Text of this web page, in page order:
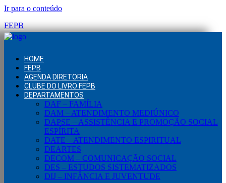
Ir para o conteúdo
FEPB
HOME
FEPB
AGENDA DIRETORIA
CLUBE DO LIVRO FEPB
DEPARTAMENTOS
DAF – FAMÍLIA
DAM – ATENDIMENTO MEDIÚNICO
DAPSE – ASSISTÊNCIA E PROMOÇÃO SOCIAL
ESPÍRITA
DATE – ATENDIMENTO ESPIRITUAL
DEARTES
DECOM – COMUNICAÇÃO SOCIAL
DES – ESTUDOS SISTEMATIZADOS
DIJ – INFÂNCIA E JUVENTUDE